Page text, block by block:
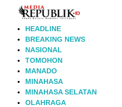
Lewati
HEADLINE
BREAKING NEWS
NASIONAL
TOMOHON
MANADO
MINAHASA
MINAHASA SELATAN
OLAHRAGA